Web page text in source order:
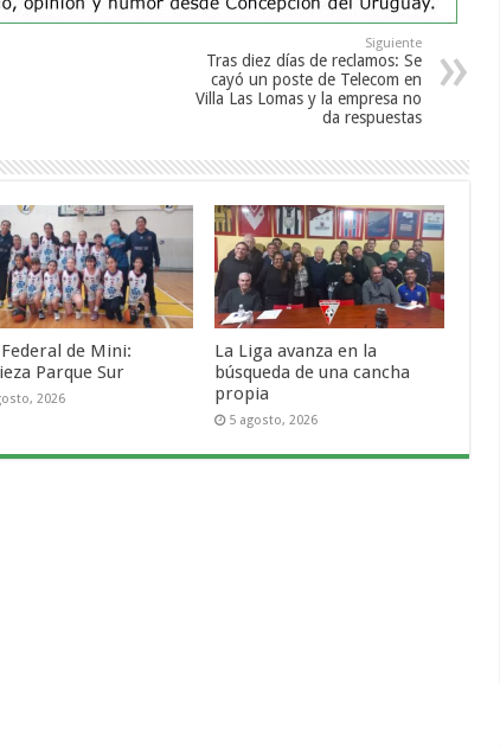
Siguiente
Tras diez días de reclamos: Se
cayó un poste de Telecom en
Villa Las Lomas y la empresa no
da respuestas
de Mini:
Parque Sur
2026
La Liga avanza en la
búsqueda de una cancha
propia
5 agosto, 2026